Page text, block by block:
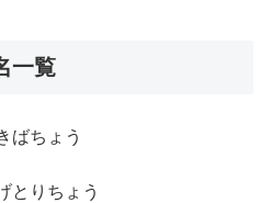
一覧
ばちょう
とりちょう